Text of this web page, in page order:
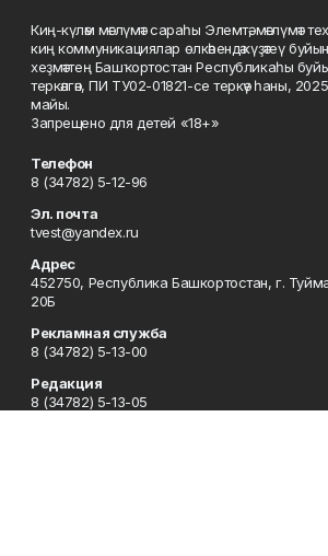
Киң-күләм мәғлүмәт сараһы Элемтә, мәғлүмәт
киң коммуникациялар өлкәһендә күҙәтеү
хеҙмәттең Башҡортостан Республикаһы
теркәлгән, ПИ ТУ02-01821-се теркәү һаны,
майы.
Запрещено для детей «18+»
Телефон
8 (34782) 5-12-96
Эл. почта
tvest@yandex.ru
Адрес
452750, Республика Башкортостан, г.
20Б
Рекламная служба
8 (34782) 5-13-00
Редакция
8 (34782) 5-13-05